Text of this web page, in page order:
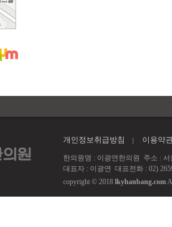
개인정보취급방침 이용약
한의원명 : 이광연한의원 주소 : 서
대표자 : 이광연 대표전화 : 02)
copyright © 2018 lkyhanbang.com